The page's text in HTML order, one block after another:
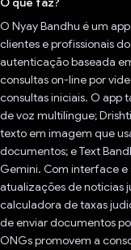
O Nyay Bandhu é um
clientes e profissionais
autenticação baseada
consultas on-line por
consultas iniciais. O app
de voz multilíngue;
texto em imagem que
documentos; e Text
Gemini. Com interface e
atualizações de notícias
calculadora de taxas
de enviar documentos
ONGs promovem a